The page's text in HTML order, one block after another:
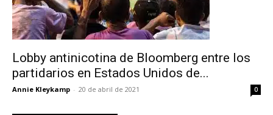
Lobby antinicotina de Bloomberg entre los
partidarios en Estados Unidos de...
Annie Kleykamp - 20 de abril de 2021 0